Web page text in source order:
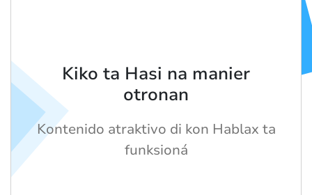
Kiko ta Hasi na manier
otronan
Kontenido atraktivo di kon Hablax ta
funksioná